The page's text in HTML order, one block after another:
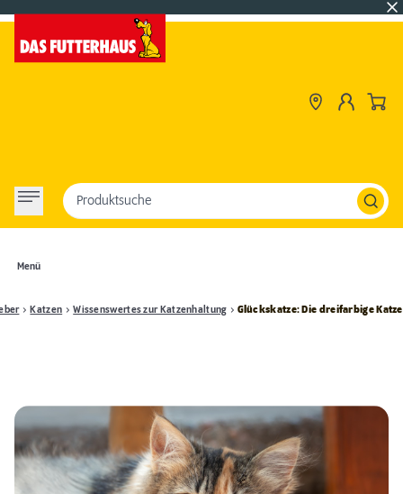
Menü
Produktsuche
Katzen Wissenswertes zur Katzenhaltung Glückskatze: Die dreifarbige Katze